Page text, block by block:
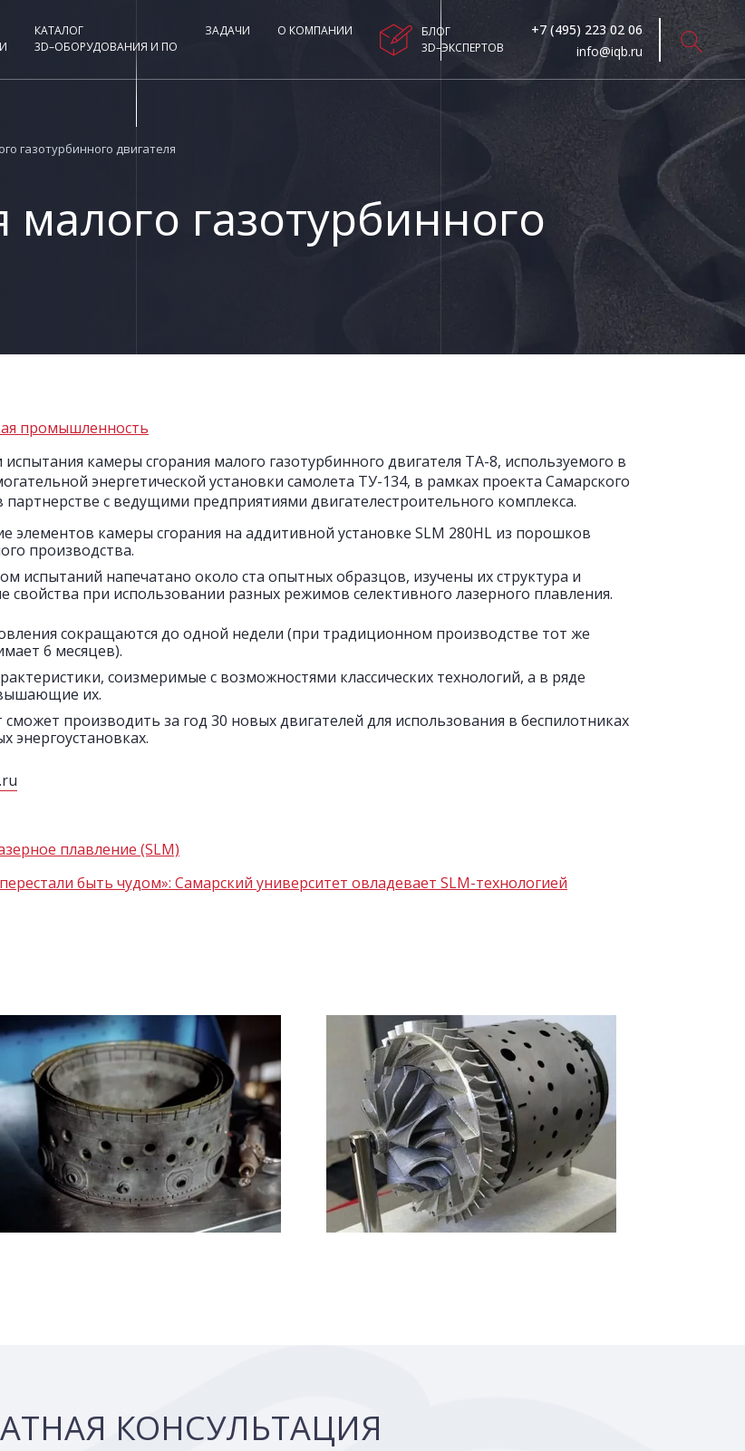
КАТАЛОГ
3D–ОБОРУДОВАНИЯ И ПО
ЗАДАЧИ О КОМПАНИИ
БЛОГ
3D–ЭКСПЕРТОВ
+7 (495) 223 02 06
info@iqb.ru
газотурбинного двигателя
газотурбинного
промышленность
камеры сгорания малого газотурбинного двигателя ТА-8, используемого в
энергетической установки самолета ТУ-134, в рамках проекта Самарского
партнерстве с ведущими предприятиями двигателестроительного комплекса.
элементов камеры сгорания на аддитивной установке SLM 280HL из порошков
производства.
испытаний напечатано около ста опытных образцов, изучены их структура и
свойства при использовании разных режимов селективного лазерного плавления.
сокращаются до одной недели (при традиционном производстве тот же
6 месяцев).
соизмеримые с возможностями классических технологий, а в ряде
их.
сможет производить за год 30 новых двигателей для использования в беспилотниках
энергоустановках.
плавление (SLM)
быть чудом»: Самарский университет овладевает SLM-технологией
КОНСУЛЬТАЦИЯ